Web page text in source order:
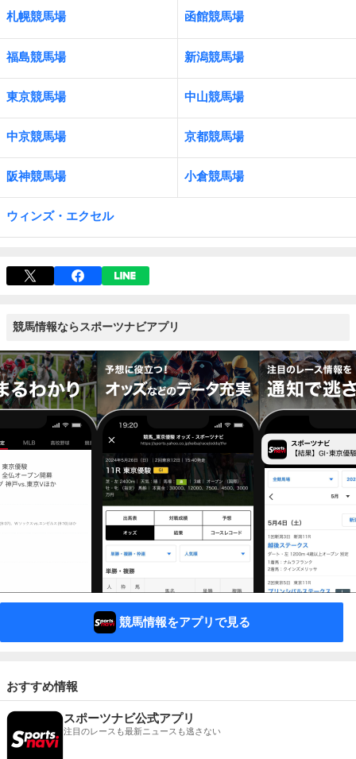
札幌競馬場 函館競馬場
福島競馬場 新潟競馬場
東京競馬場 中山競馬場
中京競馬場 京都競馬場
阪神競馬場 小倉競馬場
ウィンズ・エクセル
競馬情報ならスポーツナビアプリ
競馬情報をアプリで見る
おすすめ情報
スポーツナビ公式アプリ
注目のレースも最新ニュースも逃さない